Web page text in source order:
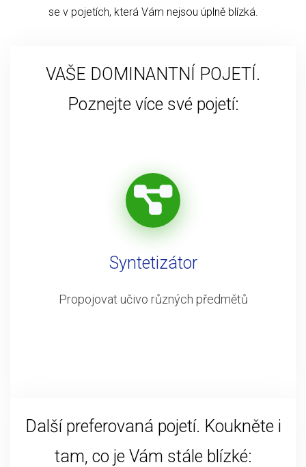
se v pojetích, která Vám nejsou úplně blízká.
VAŠE DOMINANTNÍ POJETÍ.
Poznejte více své pojetí:
Syntetizátor
Propojovat učivo různých předmětů
Další preferovaná pojetí. Koukněte i
tam, co je Vám stále blízké: